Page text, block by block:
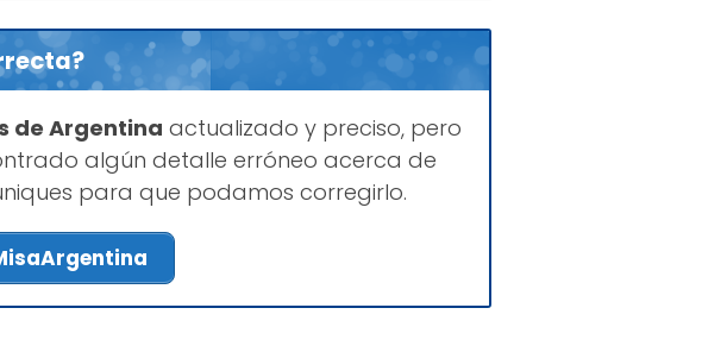
de Argentina actualizado y preciso, pero
algún detalle erróneo acerca de
para que podamos corregirlo.